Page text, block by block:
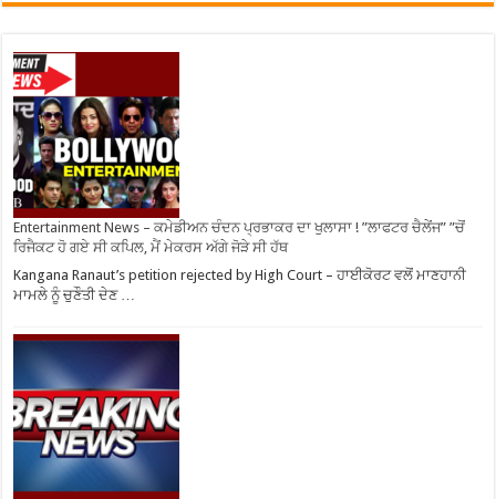
Entertainment News – ਕਮੇਡੀਅਨ ਚੰਦਨ ਪ੍ਰਭਾਕਰ ਦਾ ਖੁਲਾਸਾ ! ”ਲਾਫਟਰ ਚੈਲੇਂਜ” ”ਚੋਂ
ਰਿਜੈਕਟ ਹੋ ਗਏ ਸੀ ਕਪਿਲ, ਮੈਂ ਮੇਕਰਸ ਅੱਗੇ ਜੋੜੇ ਸੀ ਹੱਥ
Kangana Ranaut’s petition rejected by High Court – ਹਾਈਕੋਰਟ ਵਲੋਂ ਮਾਣਹਾਨੀ
ਮਾਮਲੇ ਨੂੰ ਚੁਣੌਤੀ ਦੇਣ …